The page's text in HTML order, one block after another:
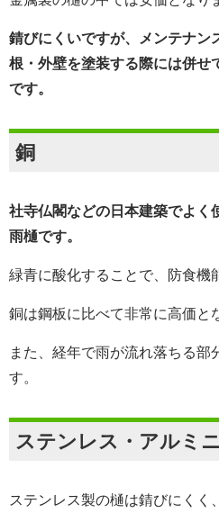
錆びにくいですが、メンテナン
根・外壁を塗装する際には併せ
です。
銅
社寺仏閣などの日本建築でよく
雨樋です。
緑青に酸化することで、防食機
銅は鋼板に比べて非常に高価と
また、経年で雨が流れ落ちる部
す。
ステンレス・アルミ
ステンレス製の樋は錆びにくく